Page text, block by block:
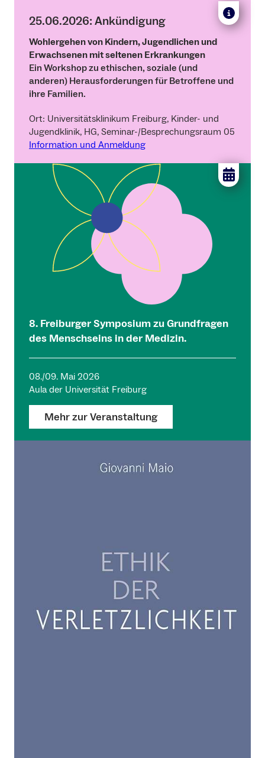
25.06.2026: Ankündigung
Wohlergehen von Kindern, Jugendlichen und
Erwachsenen mit seltenen Erkrankungen
Ein Workshop zu ethischen, soziale (und
anderen) Herausforderungen für Betroffene und
ihre Familien.
Ort: Universitätsklinikum Freiburg, Kinder- und
Jugendklinik, HG, Seminar-/Besprechungsraum 05
Information und Anmeldung
8. Freiburger Symposium zu Grundfragen
des Menschseins in der Medizin.
08./09. Mai 2026
Aula der Universität Freiburg
Mehr zur Veranstaltung